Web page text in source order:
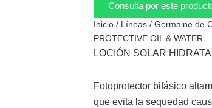
Consulta por este
Inicio/ Líneas/ Germaine de
PROTECTIVE OIL & WATER
LOCIÓN SOLAR
Fotoprotector bifásico
que evita la sequedad